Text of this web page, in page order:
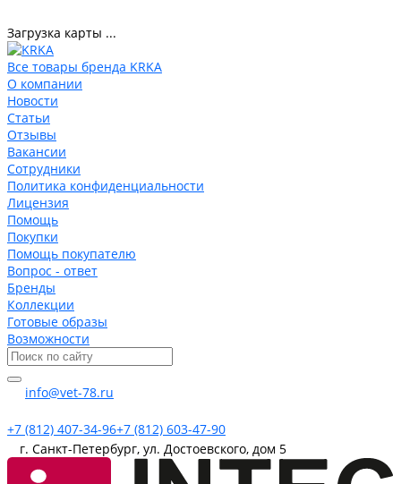
Загрузка карты ...
Все товары бренда KRKA
О компании
Новости
Статьи
Отзывы
Вакансии
Сотрудники
Политика конфиденциальности
Лицензия
Помощь
Покупки
Помощь покупателю
Вопрос - ответ
Бренды
Коллекции
Готовые образы
Возможности
info@vet-78.ru
+7 (812) 407-34-96+7 (812) 603-47-90
г. Санкт-Петербург, ул. Достоевского, дом 5